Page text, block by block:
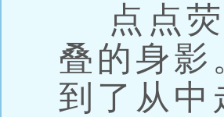
点点荧
叠的身影
到了从中